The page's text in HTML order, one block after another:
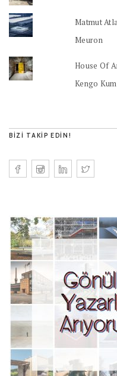
Matmut
Meuron
House Of
Kengo
BIZI TAKIP EDIN!